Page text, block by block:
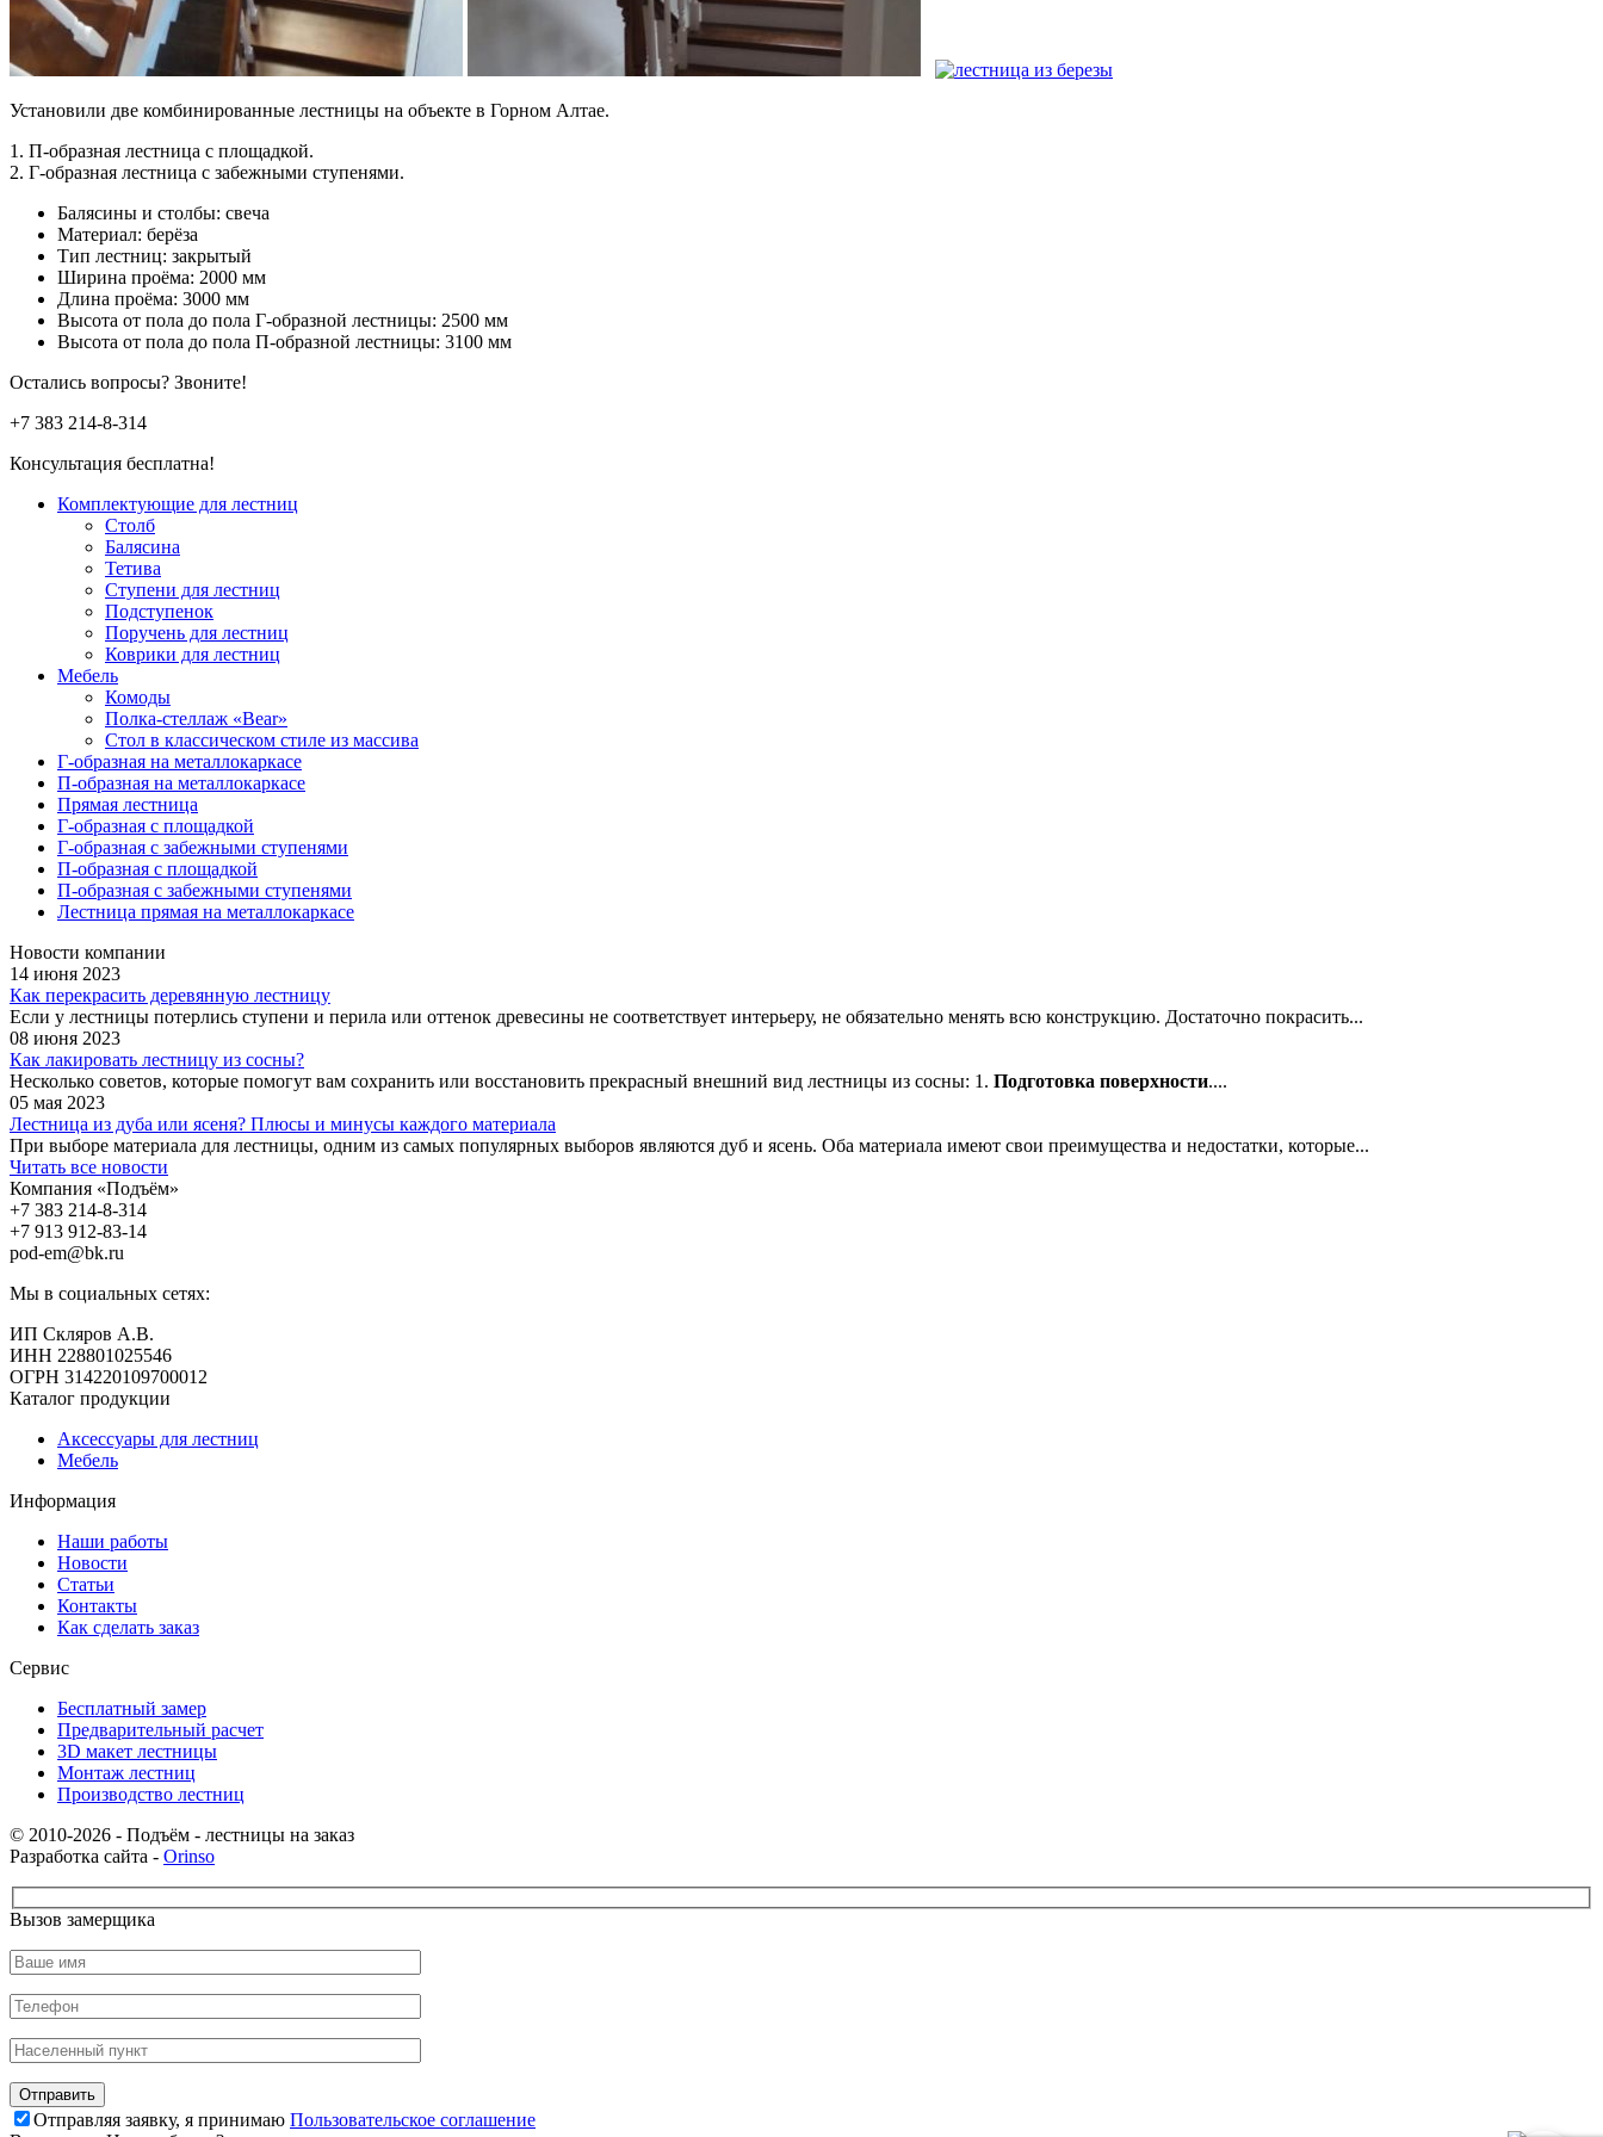
Установили две комбинированные лестницы на объекте в Горном Алтае.
1. П-образная лестница с площадкой.
2. Г-образная лестница с забежными ступенями.
Балясины и столбы: свеча
Материал: берёза
Тип лестниц: закрытый
Ширина проёма: 2000 мм
Длина проёма: 3000 мм
Высота от пола до пола Г-образной лестницы: 2500 мм
Высота от пола до пола П-образной лестницы: 3100 мм
Остались вопросы? Звоните!
+7 383 214-8-314
Консультация бесплатна!
Комплектующие для лестниц
Столб
Балясина
Тетива
Ступени для лестниц
Подступенок
Поручень для лестниц
Коврики для лестниц
Мебель
Комоды
Полка-стеллаж «Bear»
Стол в классическом стиле из массива
Г-образная на металлокаркасе
П-образная на металлокаркасе
Прямая лестница
Г-образная с площадкой
Г-образная с забежными ступенями
П-образная с площадкой
П-образная с забежными ступенями
Лестница прямая на металлокаркасе
Новости компании
14 июня 2023
Как перекрасить деревянную лестницу
Если у лестницы потерлись ступени и перила или оттенок древесины не соответствует интерьеру, не обязательно менять всю конструкцию. Достаточно покрасить...
08 июня 2023
Как лакировать лестницу из сосны?
Несколько советов, которые помогут вам сохранить или восстановить прекрасный внешний вид лестницы из сосны: 1. Подготовка поверхности....
05 мая 2023
Лестница из дуба или ясеня? Плюсы и минусы каждого материала
При выборе материала для лестницы, одним из самых популярных выборов являются дуб и ясень. Оба материала имеют свои преимущества и недостатки, которые...
Читать все новости
Компания «Подъём»
+7 383 214-8-314
+7 913 912-83-14
pod-em@bk.ru
Мы в социальных сетях:
ИП Скляров А.В.
ИНН 228801025546
ОГРН 314220109700012
Каталог продукции
Аксессуары для лестниц
Мебель
Информация
Наши работы
Новости
Статьи
Контакты
Как сделать заказ
Сервис
Бесплатный замер
Предварительный расчет
3D макет лестницы
Монтаж лестниц
Производство лестниц
© 2010-2026 - Подъём - лестницы на заказ
Разработка сайта - Orinso
Вызов замерщика
Отправляя заявку, я принимаю Пользовательское соглашение